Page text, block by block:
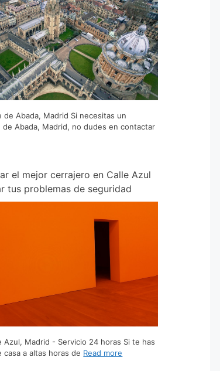
de Abada, Madrid Si necesitas un
de Abada, Madrid, no dudes en contactar
el mejor cerrajero en Calle Azul
tus problemas de seguridad
Azul, Madrid - Servicio 24 horas Si te has
a altas horas de Read more